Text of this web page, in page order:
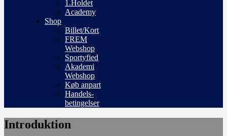
1.Holdet
Academy
Shop
Billet/Kort
FREM
Webshop
Sportyfied
Akademi
Webshop
Køb anpart
Handels-
betingelser
Introduktion